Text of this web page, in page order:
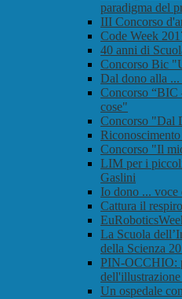
paradigma del
III Concorso
Code Week
40 anni di
Concorso Bic
Dal dono alla
Concorso “BIC
cose"
Concorso "Dal
Concorso "Il
LIM per i
Gaslini
Io dono ... voce
Cattura il respiro
La Scuola
della Scienza
PIN-OCCHIO:
Un ospedale